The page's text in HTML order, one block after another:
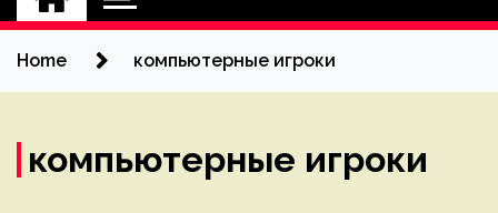
Home компьютерные игроки
компьютерные игроки